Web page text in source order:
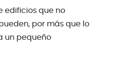
edificios que no
por más que lo
un pequeño